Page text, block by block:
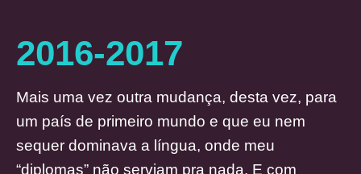
2016-2017
Mais uma vez outra mudança, desta vez, para
um país de primeiro mundo e que eu nem
sequer dominava a língua, onde meu
“diplomas” não serviam pra nada. E com